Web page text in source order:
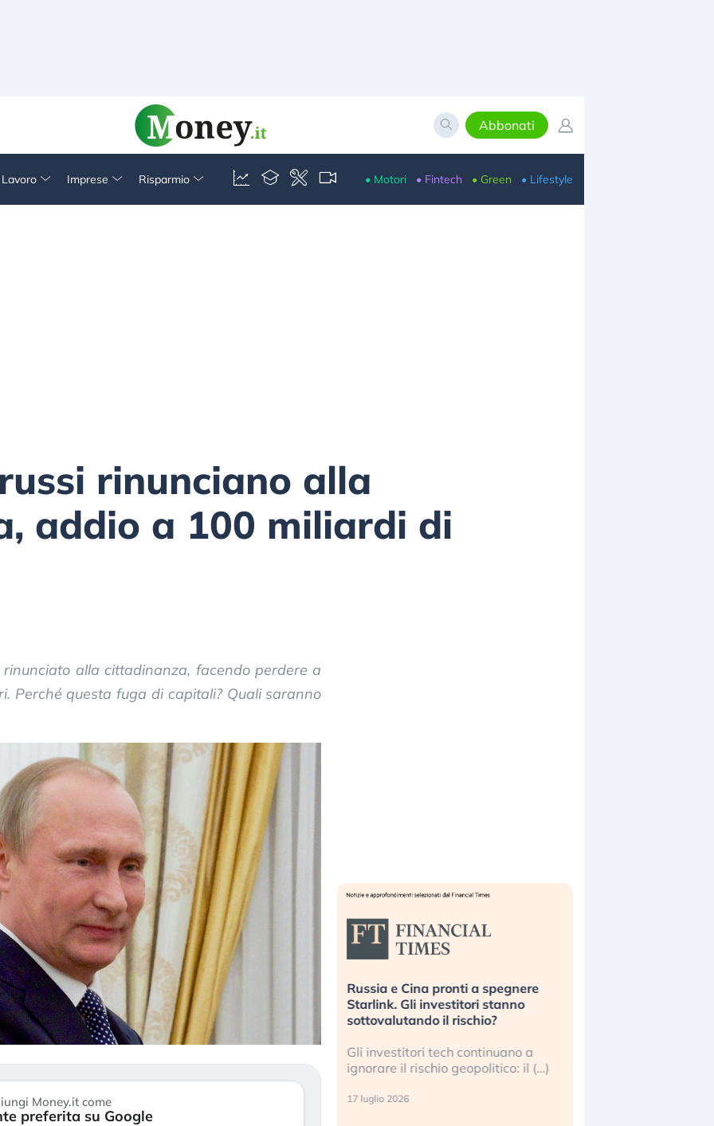
Abbonati
Imprese Risparmio • Motori • Fintech • Green • Lifestyle
rinunciano alla
addio a 100 miliardi di
alla cittadinanza, facendo perdere a
Perché questa fuga di capitali? Quali saranno
Money.it come
preferita su Google
Investitori
lo scoppio
retail (…)
Quando la finanza pesa più
dell’economia reale. L’America sta
ripetendo gli errori del 2008?
sempre più sganciata dall’economia
reale. (…)
24 luglio 2026
Russia e Cina pronti a spegnere
Starlink. Gli investitori stanno
sottovalutando il rischio?
Gli investitori tech continuano a
ignorare il rischio geopolitico: il (…)
17 luglio 2026